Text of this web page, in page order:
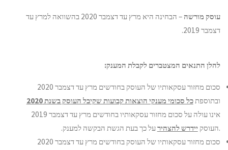
עוסק מורשה
– הבחינה היא מרץ עד דצמבר 2020 בהשוואה למרץ עד
דצמבר 2019.
להלן התנאים המצטברים לקבלת המענק:
סכום מחזור עסקאותיו של העוסק בחודשים מרץ עד דצמבר 2020
ובתוספתכל סכומי מענקי הוצאות קבועות שקיבל העוסק בשנת 2020
אינו עולה על סכום מחזור עסקאותיו בחודשים מרץ עד דצמבר 2019
.העוסק יידרש להצהירעל כך בעת הגשת הבקשה למענק.
סכום מחזור עסקאותיו של העוסק בחודשים מרץ עד דצמבר 2020